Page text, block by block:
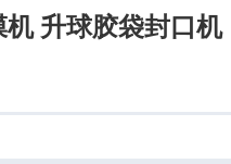
机 升球胶袋封口机